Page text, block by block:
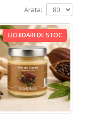
Arata:
LICHIDARI DE STOC